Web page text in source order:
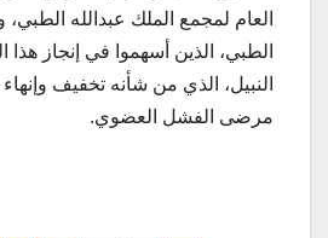
العام لمجمع الملك عبدالله الطبي،
الطبي، الذين أسهموا في إنجاز هذا
النبيل، الذي من شأنه تخفيف وإنهاء
مرضى الفشل العضوي.